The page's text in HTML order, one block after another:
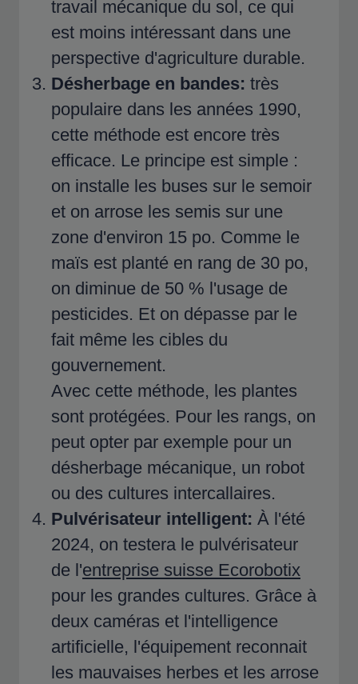
travail mécanique du sol, ce qui
est moins intéressant dans une
perspective d'agriculture durable.
Désherbage en bandes: très
populaire dans les années 1990,
cette méthode est encore très
efficace. Le principe est simple :
on installe les buses sur le semoir
et on arrose les semis sur une
zone d'environ 15 po. Comme le
maïs est planté en rang de 30 po,
on diminue de 50 % l'usage de
pesticides. Et on dépasse par le
fait même les cibles du
gouvernement.
Avec cette méthode, les plantes
sont protégées. Pour les rangs, on
peut opter par exemple pour un
désherbage mécanique, un robot
ou des cultures intercallaires.
Pulvérisateur intelligent: À l'été
2024, on testera le pulvérisateur
de l'entreprise suisse Ecorobotix
pour les grandes cultures. Grâce à
deux caméras et l'intelligence
artificielle, l'équipement reconnait
les mauvaises herbes et les arrose